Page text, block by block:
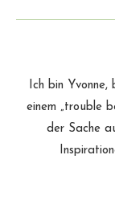
Ich bin Yvonne,
einem „trouble
der Sache